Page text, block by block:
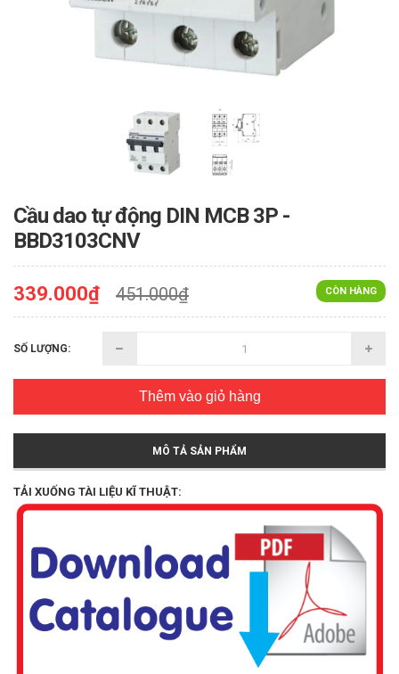
Cầu dao tự động DIN MCB 3P -
BBD3103CNV
CÒN HÀNG
339.000₫ 451.000₫
SỐ LƯỢNG:
Thêm vào giỏ hàng
MÔ TẢ SẢN PHẨM
TẢI XUỐNG TÀI LIỆU KĨ THUẬT: